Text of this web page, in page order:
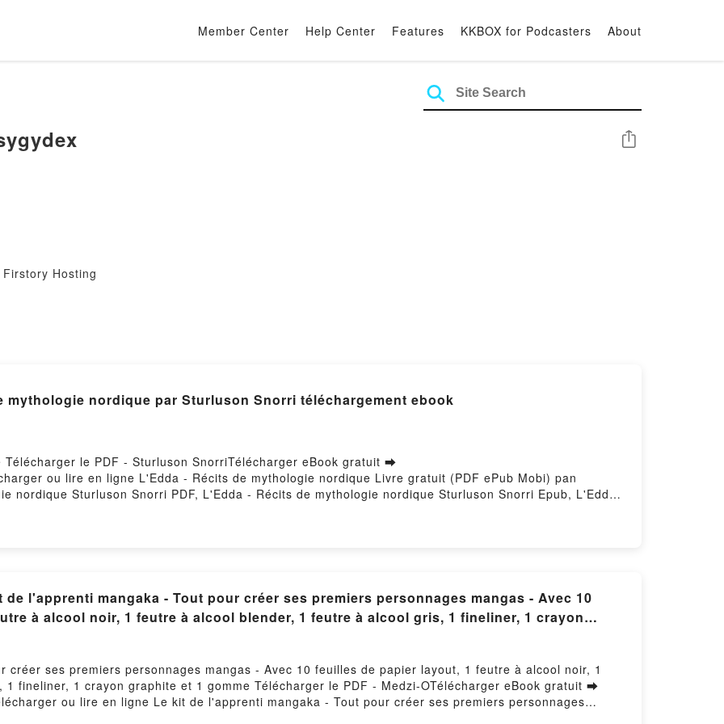
Member Center Help Center Features KKBOX for Podcasters About
Share
Hosting
- Récits de mythologie nordique par Sturluson Snorri téléchargement ebook
le PDF - Sturluson SnorriTélécharger eBook gratuit ➡
ou lire en ligne L'Edda - Récits de mythologie nordique Livre gratuit (PDF ePub Mobi) pan
nordique Sturluson Snorri PDF, L'Edda - Récits de mythologie nordique Sturluson Snorri Epub, L'Edda -
l'apprenti mangaka - Tout pour créer ses premiers personnages mangas - Avec 10
à alcool noir, 1 feutre à alcool blender, 1 feutre à alcool gris, 1 fineliner, 1 crayon
ses premiers personnages mangas - Avec 10 feuilles de papier layout, 1 feutre à alcool noir, 1
fineliner, 1 crayon graphite et 1 gomme Télécharger le PDF - Medzi-OTélécharger eBook gratuit ➡
ou lire en ligne Le kit de l'apprenti mangaka - Tout pour créer ses premiers personnages